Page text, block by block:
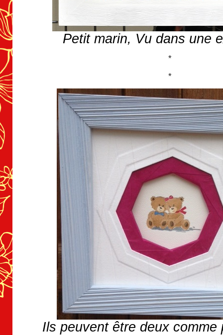
Petit marin, Vu dans une
*
*
Ils peuvent être deux comme